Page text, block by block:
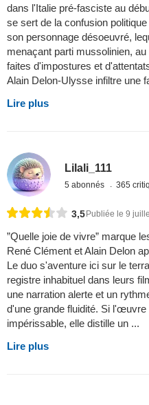
dans l'Italie pré-fasciste au
se sert de la confusion
son personnage désoeuvré,
menaçant parti mussolinien,
faites d'impostures et
Alain Delon-Ulysse infiltre une
Lire plus
Lilali_111
5 abonnés 365
3,5 Publiée le 9
​”Quelle joie de vivre” marque
René Clément et Alain Delon
Le duo s'aventure ici sur le
registre inhabituel dans leurs
une narration alerte et un
d'une grande fluidité. Si
impérissable, elle distille un ...
Lire plus